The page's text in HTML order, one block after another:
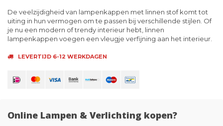
De veelzijdigheid van lampenkappen met linnen stof komt tot
uiting in hun vermogen om te passen bij verschillende stijlen. Of
je nu een modern of trendy interieur hebt, linnen
lampenkappen voegen een vleugje verfijning aan het interieur.
LEVERTIJD 6-12 WERKDAGEN
Online Lampen & Verlichting kopen?